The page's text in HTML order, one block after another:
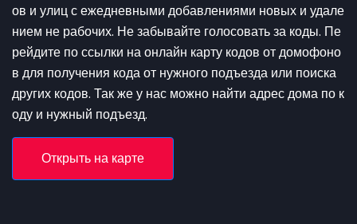
ов и улиц с ежедневными добавлениями новых и удале
нием не рабочих. Не забывайте голосовать за коды. Пе
рейдите по ссылки на онлайн карту кодов от домофоно
в для получения кода от нужного подъезда или поиска
других кодов. Так же у нас можно найти адрес дома по к
оду и нужный подъезд.
Открыть на карте